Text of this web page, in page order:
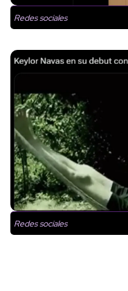
Redes sociales
Redes sociales